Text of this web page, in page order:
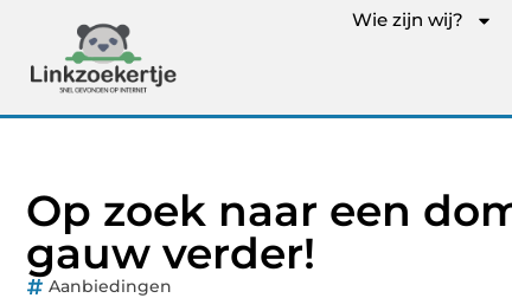
Wie zijn wij?
Op zoek naar een
gauw verder!
Aanbiedingen